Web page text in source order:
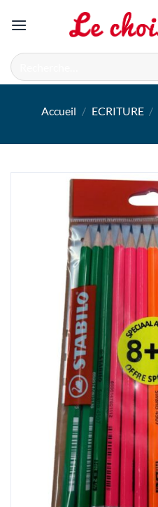
Recherche
pour :
Accueil / ECRITURE /